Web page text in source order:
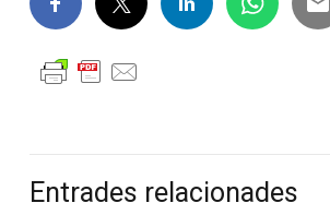
Entrades relacionades